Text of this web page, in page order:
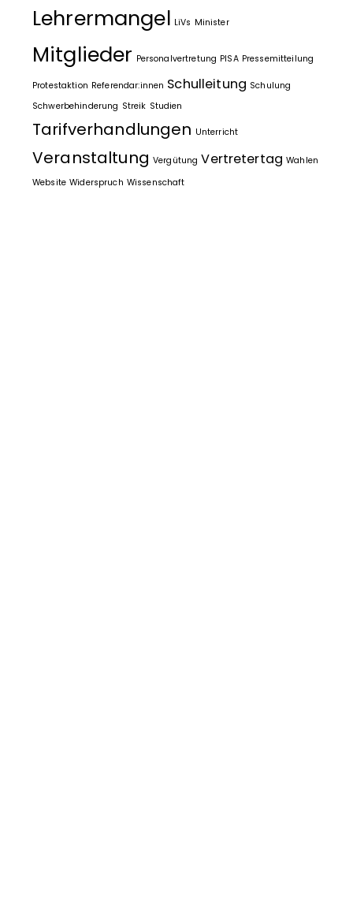
Lehrermangel LiVs Minister
Mitglieder Personalvertretung PISA Pressemitteilung
Protestaktion Referendar:innen Schulleitung Schulung
Schwerbehinderung Streik Studien
Tarifverhandlungen Unterricht
Veranstaltung Vergütung Vertretertag Wahlen
Website Widerspruch Wissenschaft